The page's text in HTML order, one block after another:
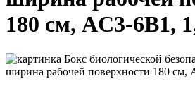
180 см, AC3-6B1,